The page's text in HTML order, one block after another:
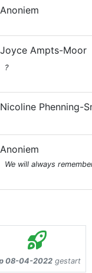
Anoniem
Joyce Ampts-Moor
?
Nicoline Phenning-
Anoniem
We will always
08-04-2022gestart